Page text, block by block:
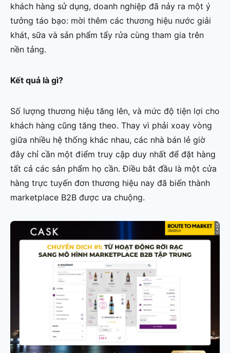
khách hàng sử dụng, doanh nghiệp đã nảy ra một ý
tưởng táo bạo: mời thêm các thương hiệu nước giải
khát, sữa và sản phẩm tẩy rửa cùng tham gia trên
nền tảng.
Kết quả là gì?
Số lượng thương hiệu tăng lên, và mức độ tiện lợi cho
khách hàng cũng tăng theo. Thay vì phải xoay vòng
giữa nhiều hệ thống khác nhau, các nhà bán lẻ giờ
đây chỉ cần một điểm truy cập duy nhất để đặt hàng
tất cả các sản phẩm họ cần. Điều bắt đầu là một cửa
hàng trực tuyến đơn thương hiệu nay đã biến thành
marketplace B2B được ưa chuộng.